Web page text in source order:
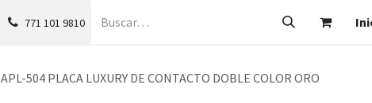
771 101 9810
APL-504 PLACA LUXURY DE CONTACTO DOBLE COLOR ORO